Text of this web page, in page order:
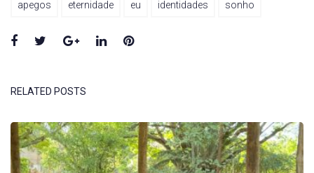
apegos eternidade eu identidades sonho
Facebook
TwitterGoogle+LinkedInPinterest
RELATED POSTS